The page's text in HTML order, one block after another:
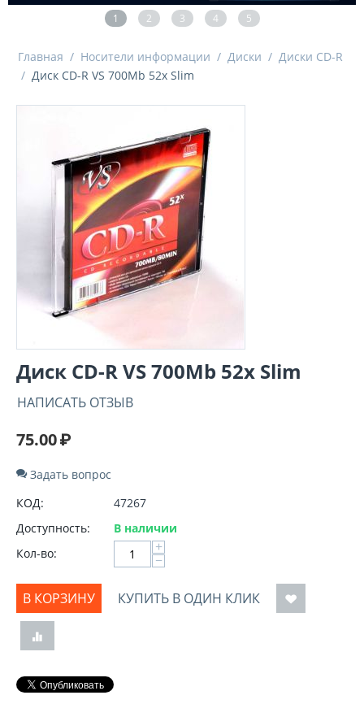
1 2 3 4 5
Главная / Носители информации / Диски / Диски CD-R
/ Диск CD-R VS 700Mb 52x Slim
Диск CD-R VS 700Mb 52x Slim
НАПИСАТЬ ОТЗЫВ
75.00₽
Задать вопрос
КОД:
47267
Доступность:
В наличии
Кол-во:
+
−
В КОРЗИНУ КУПИТЬ В ОДИН КЛИК